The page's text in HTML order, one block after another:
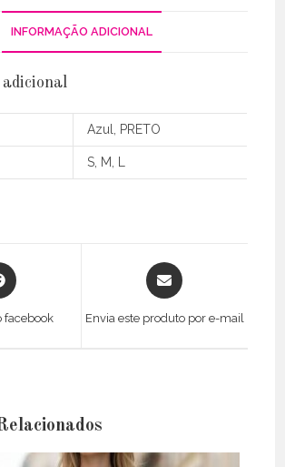
INFORMAÇÃO ADICIONAL
Azul, PRETO
S, M, L
facebook
Opens
in
Envia este produto por e-mail